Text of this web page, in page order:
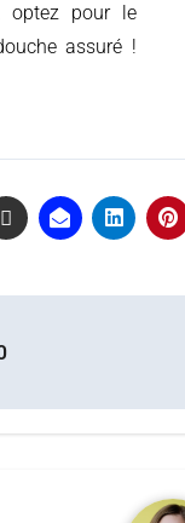
optez pour le
assuré !